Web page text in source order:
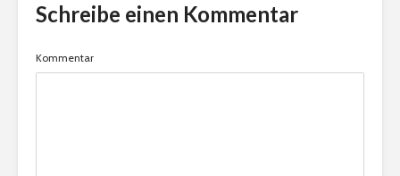
Schreibe einen Kommentar
Kommentar